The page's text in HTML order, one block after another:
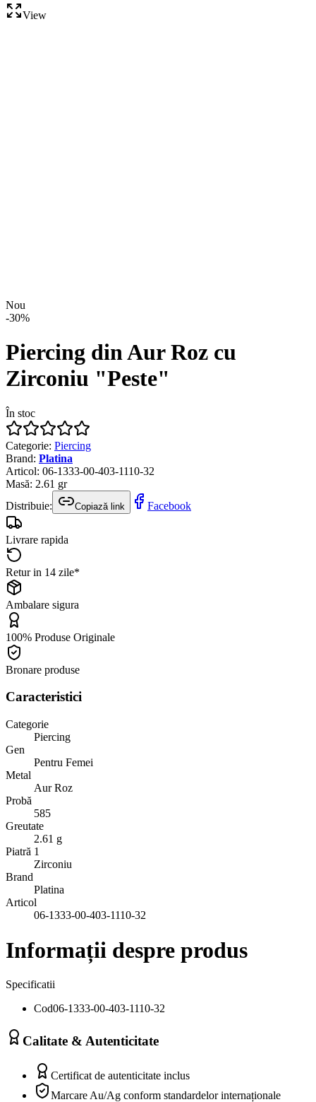
View
Nou
-30%
Piercing din Aur Roz cu
Zirconiu "Peste"
În stoc
Categorie: Piercing
Brand: Platina
Articol: 06-1333-00-403-1110-32
Masă: 2.61 gr
Distribuie:
Copiază link Facebook
Livrare rapida
Retur in 14 zile*
Ambalare sigura
100% Produse Originale
Bronare produse
Caracteristici
Categorie
Piercing
Gen
Pentru Femei
Metal
Aur Roz
Probă
585
Greutate
2.61 g
Piatră 1
Zirconiu
Brand
Platina
Articol
06-1333-00-403-1110-32
Informații despre produs
Specificatii
Cod06-1333-00-403-1110-32
Calitate & Autenticitate
Certificat de autenticitate inclus
Marcare Au/Ag conform standardelor internaționale